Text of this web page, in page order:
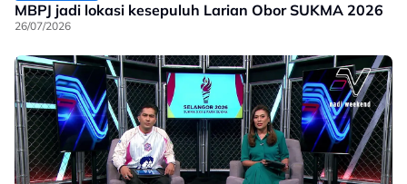
MBPJ jadi lokasi kesepuluh Larian Obor SUKMA 2026
26/07/2026